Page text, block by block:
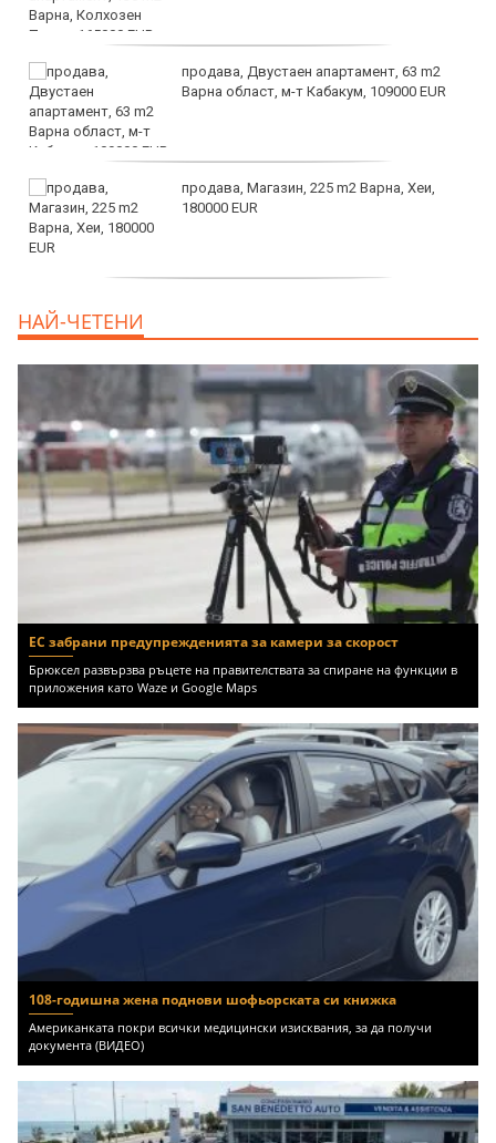
продава, Двустаен апартамент, 63 m2
Варна област, м-т Кабакум, 109000 EUR
продава, Магазин, 225 m2 Варна, Хеи,
180000 EUR
НАЙ-ЧЕТЕНИ
ЕС забрани предупрежденията за камери за скорост
Брюксел развързва ръцете на правителствата за спиране на функции в
приложения като Waze и Google Maps
108-годишна жена поднови шофьорската си книжка
Американката покри всички медицински изисквания, за да получи
документа (ВИДЕО)